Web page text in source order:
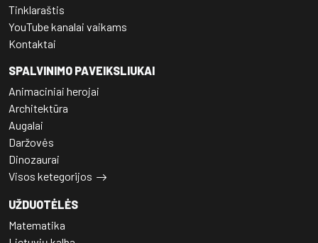
Tinklaraštis
YouTube kanalai vaikams
Kontaktai
SPALVINIMO PAVEIKSLIUKAI
Animaciniai herojai
Architektūra
Augalai
Daržovės
Dinozaurai
Visos ketegorijos
UŽDUOTĖLĖS
Matematika